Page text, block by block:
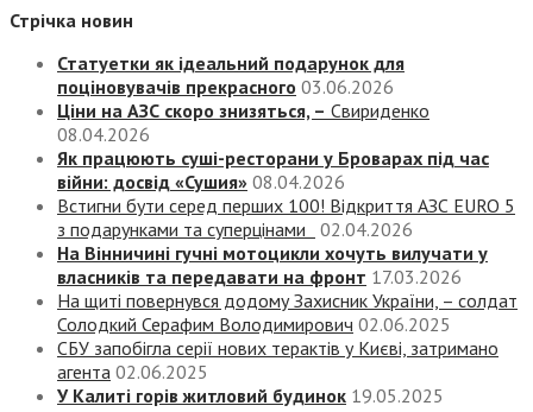
Стрічка новин
Статуетки як ідеальний подарунок для
поціновувачів прекрасного 03.06.2026
Ціни на АЗС скоро знизяться, – Свириденко
08.04.2026
Як працюють суші-ресторани у Броварах під час
війни: досвід «Сушия» 08.04.2026
Встигни бути серед перших 100! Відкриття АЗС EURO 5
з подарунками та суперцінами
02.04.2026
На Вінничині гучні мотоцикли хочуть вилучати у
власників та передавати на фронт 17.03.2026
На щиті повернувся додому Захисник України, – солдат
Солодкий Серафим Володимирович 02.06.2025
СБУ запобігла серії нових терактів у Києві, затримано
агента 02.06.2025
У Калиті горів житловий будинок 19.05.2025